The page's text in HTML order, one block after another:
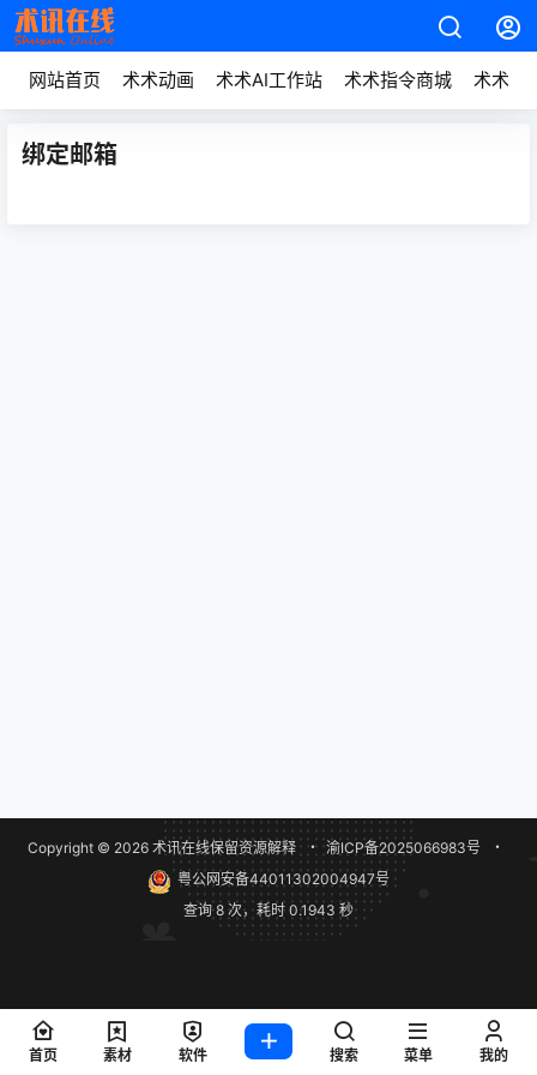
网站首页 术术动画 术术AI工作站 术术指令商城 术术动
绑定邮箱
Copyright © 2026术讯在线保留资源解释 ・ 渝ICP备2025066983号
・
粤公网安备44011302004947号
查询 8 次，耗时 0.1943 秒
首页 素材 软件 搜索 菜单 我的